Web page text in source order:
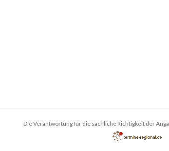
Die Verantwortung für die sachliche Richtigkeit der